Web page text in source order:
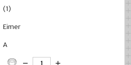
(1)
Eimer
A